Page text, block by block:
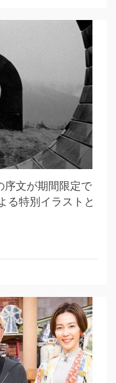
序文が期間限定で
る特別イラストと